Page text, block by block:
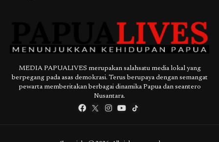
MEDIA PAPUALIVES merupakan salahsatu media lokal yang
berpegang pada asas demokrasi. Terus berupaya dengan semangat
pewarta memberitakan berbagai dinamika Papua dan seantero
Nusantara.